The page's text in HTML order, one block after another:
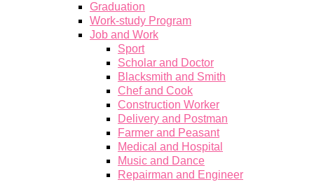
Graduation
Work-study Program
Job and Work
Sport
Scholar and Doctor
Blacksmith and Smith
Chef and Cook
Construction Worker
Delivery and Postman
Farmer and Peasant
Medical and Hospital
Music and Dance
Repairman and Engineer